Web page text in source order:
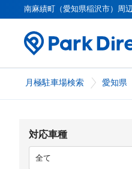
南麻績町（愛知県稲沢市）周
月極駐車場検索 愛知県
対応車種